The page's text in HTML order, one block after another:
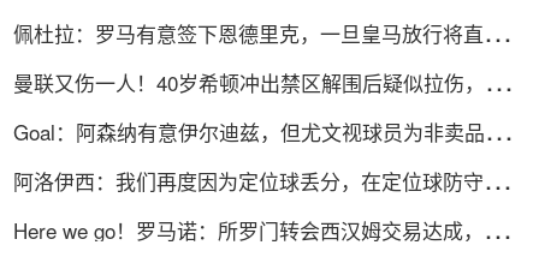
佩杜拉：罗马有意签下恩德里克，一旦皇马放行将直接加
曼联又伤一人！40岁希顿冲出禁区解围后疑似拉伤，被换
Goal：阿森纳有意伊尔迪兹，但尤文视球员为非卖品，除
阿洛伊西：我们再度因为定位球丢分，在定位球防守上犯
Here we go！罗马诺：所罗门转会西汉姆交易达成，总价